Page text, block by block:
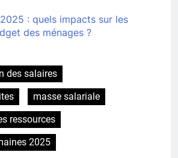
: quels impacts sur les
des ménages ?
des salaires
masse salariale
ressources
2025